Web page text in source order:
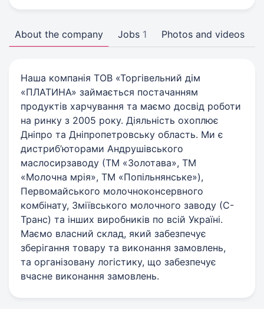
About the company Jobs 1 Photos and videos
Наша компанія ТОВ «Торгівельний дім
«ПЛАТИНА» займається постачанням
продуктів харчування та маємо досвід роботи
на ринку з 2005 року. Діяльність охоплює
Дніпро та Дніпропетровську область. Ми є
дистриб’юторами Андрушівського
маслосирзаводу (ТМ «Золотава», ТМ
«Молочна мрія», ТМ «Попільнянське»),
Первомайського молочноконсервного
комбінату, Зміївського молочного заводу (С-
Транс) та інших виробників по всій Україні.
Маємо власний склад, який забезпечує
зберігання товару та виконання замовлень,
та організовану логістику, що забезпечує
вчасне виконання замовлень.